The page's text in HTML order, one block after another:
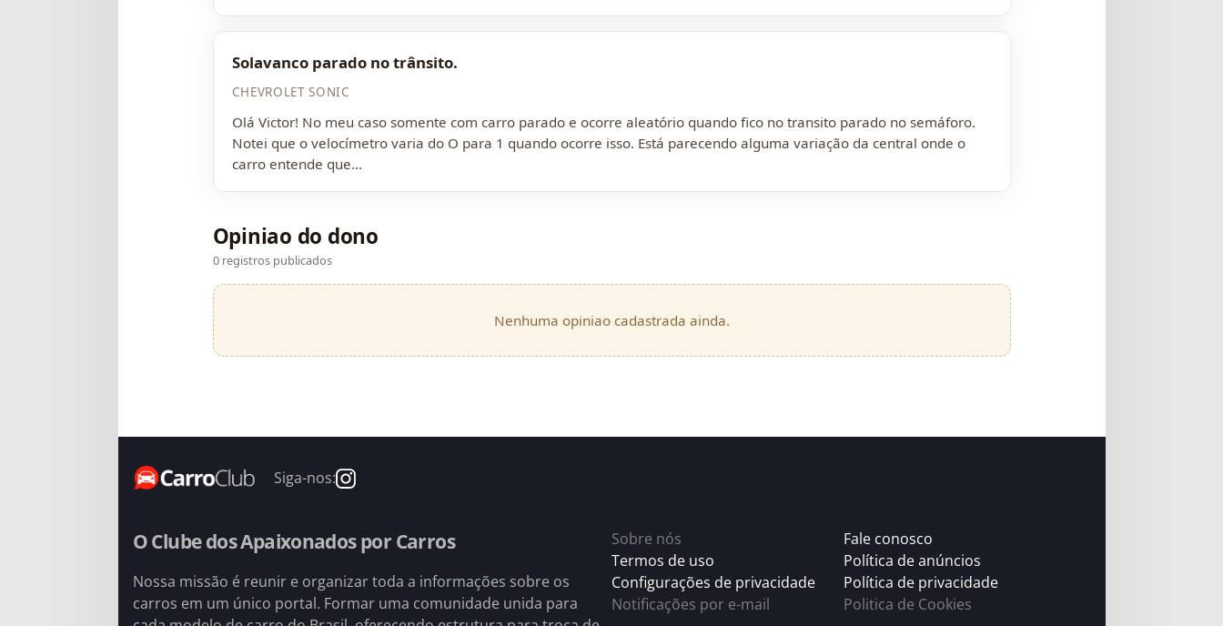
Solavanco parado no trânsito.
CHEVROLET SONIC
Olá Victor! No meu caso somente com carro parado e ocorre aleatório quando fico no transito parado no semáforo.
Notei que o velocímetro varia do O para 1 quando ocorre isso. Está parecendo alguma variação da central onde o
carro entende que...
Opiniao do dono
0 registros publicados
Nenhuma opiniao cadastrada ainda.
Siga-nos:
O Clube dos Apaixonados por Carros
Nossa missão é reunir e organizar toda a informações sobre os
carros em um único portal. Formar uma comunidade unida para
Sobre nós
Termos de uso
Configurações de privacidade
Notificações por e-mail
Fale conosco
Política de anúncios
Política de privacidade
Politica de Cookies